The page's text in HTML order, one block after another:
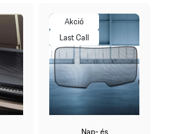
Akció
Last Call